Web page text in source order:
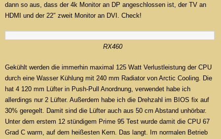
dann so aus, dass der 4k Monitor an DP angeschlossen ist, der TV an
HDMI und der 22″ zweit Monitor an DVI. Check!
RX460
Gekühlt werden die immerhin maximal 125 Watt Verlustleistung der CPU
durch eine Wasser Kühlung mit 240 mm Radiator von Arctic Cooling. Die
hat 4 120 mm Lüfter in Push-Pull Anordnung, verwendet habe ich
allerdings nur 2 Lüfter. Außerdem habe ich die Drehzahl im BIOS fix auf
30% geregelt. Damit sind die Lüfter auch aus 50 cm Abstand unhörbar.
Unter dem erstem 12 stündigem Prime 95 Test wurde damit die CPU 67
Grad C warm, auf dem heißesten Kern. Das langt. Im normalen Betrieb